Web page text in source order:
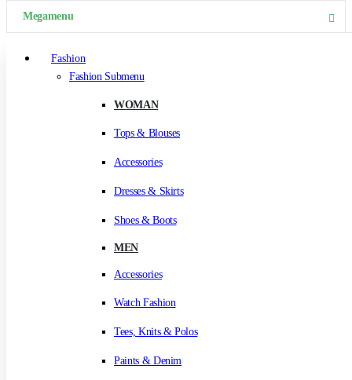
Megamenu
Fashion
Fashion Submenu
WOMAN
Tops & Blouses
Accessories
Dresses & Skirts
Shoes & Boots
MEN
Accessories
Watch Fashion
Tees, Knits & Polos
Paints & Denim